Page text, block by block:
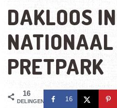
DAKLOOS IN
NATIONAAL
PRETPARK
16
DELINGEN 16